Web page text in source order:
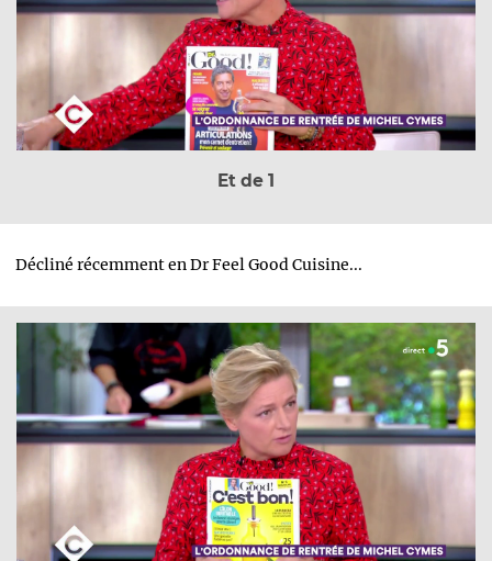
Et de 1
Décliné récemment en Dr Feel Good Cuisine...